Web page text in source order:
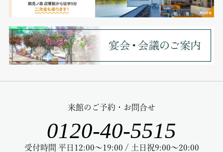
来館のご予約・お問合せ
0120-40-5515
受付時間 平日12:00～19:00 / 土日祝9:00～20:00